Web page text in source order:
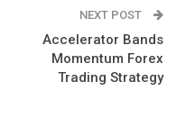
NEXT POST
Accelerator Bands
Momentum Forex
Trading Strategy